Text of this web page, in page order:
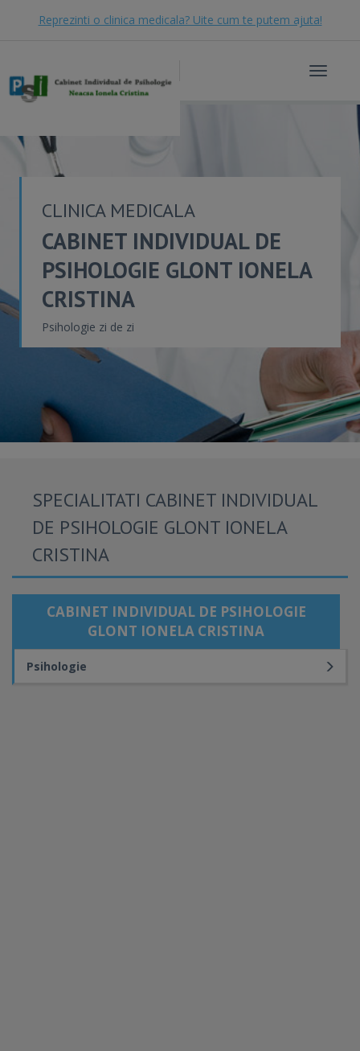
Reprezinti o clinica medicala? Uite cum te putem ajuta!
Toggle
CLINICA MEDICALA
CABINET INDIVIDUAL DE
PSIHOLOGIE GLONT IONELA
CRISTINA
Psihologie zi de zi
SPECIALITATI CABINET INDIVIDUAL
DE PSIHOLOGIE GLONT IONELA
CRISTINA
CABINET INDIVIDUAL DE PSIHOLOGIE
GLONT IONELA CRISTINA
Psihologie